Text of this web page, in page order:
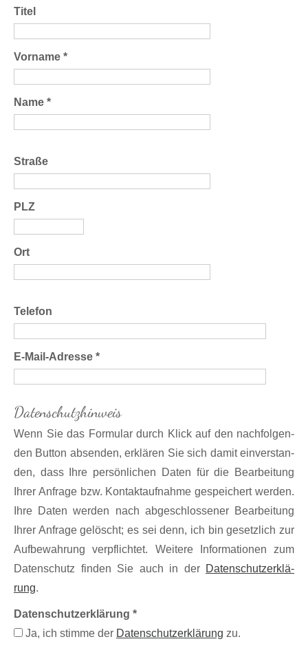
Titel
Vorname *
Name *
Straße
PLZ
Ort
Telefon
E-Mail-Adresse *
Datenschutzhinweis
Wenn Sie das For­mular durch Klick auf den nach­folgen­
den Button ab­sen­den, er­klären Sie sich damit ein­ver­stan­
den, dass Ihre per­sön­lichen Daten für die Be­ar­bei­tung
Ihrer An­frage bzw. Kon­takt­auf­nahme ge­spei­chert wer­den.
Ihre Daten werden nach ab­ge­schlosse­ner Be­ar­bei­tung
Ihrer An­frage ge­löscht; es sei denn, ich bin ge­setz­lich zur
Auf­be­wahrung ver­pflich­tet. Wei­tere In­for­matio­nen zum
Daten­schutz finden Sie auch in der Daten­schutz­er­klä­
rung.
Datenschutzerklärung *
Ja, ich stimme der Daten­schutz­erklärung zu.